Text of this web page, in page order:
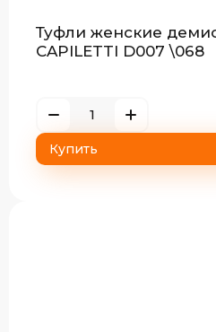
Туфли женские
CAPILETTI D007 \068
Купить